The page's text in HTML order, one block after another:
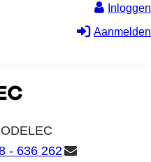
Inloggen
Aanmelden
- 636 262